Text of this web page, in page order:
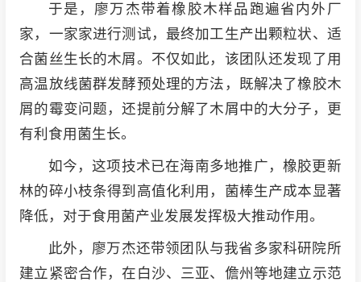
于是，廖万杰带着橡胶木样品跑遍省内外厂
家，一家家进行测试，最终加工生产出颗粒状、适
合菌丝生长的木屑。不仅如此，该团队还发现了用
高温放线菌群发酵预处理的方法，既解决了橡胶木
屑的霉变问题，还提前分解了木屑中的大分子，更
有利食用菌生长。
如今，这项技术已在海南多地推广，橡胶更新
林的碎小枝条得到高值化利用，菌棒生产成本显著
降低，对于食用菌产业发展发挥极大推动作用。
此外，廖万杰还带领团队与我省多家科研院所
建立紧密合作，在白沙、三亚、儋州等地建立示范